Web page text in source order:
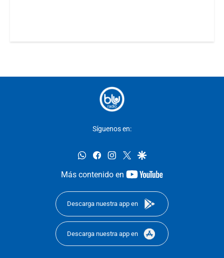
Síguenos en:
whatsappfacebookinstagram
twittergoogle
Más contenido en
youtube-
Descarga nuestra app en
Descarga nuestra app en